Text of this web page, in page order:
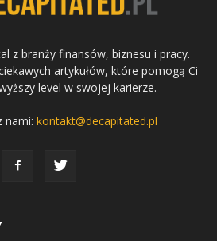
z branży finansów, biznesu i pracy.
artykułów, które pomogą Ci
level w swojej karierze.
nami: kontakt@decapitated.pl